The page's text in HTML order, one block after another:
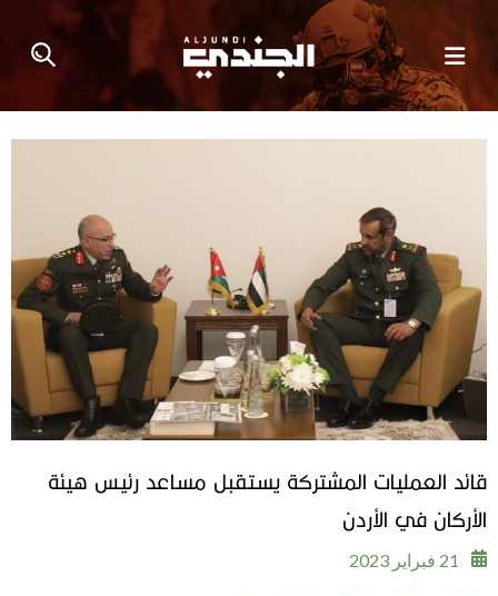
قائد العمليات المشتركة يستقبل مساعد رئيس هيئة
الأركان في الأردن
21 فبراير 2023